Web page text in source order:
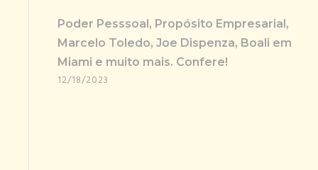
Poder Pesssoal, Propósito Empresarial,
Marcelo Toledo, Joe Dispenza, Boali em
Miami e muito mais. Confere!
12/18/2023